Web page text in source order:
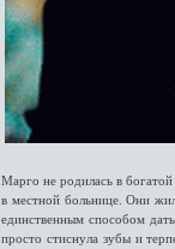
Марго не родилась в
в местной больнице. Они
единственным способом
просто стиснула зубы и